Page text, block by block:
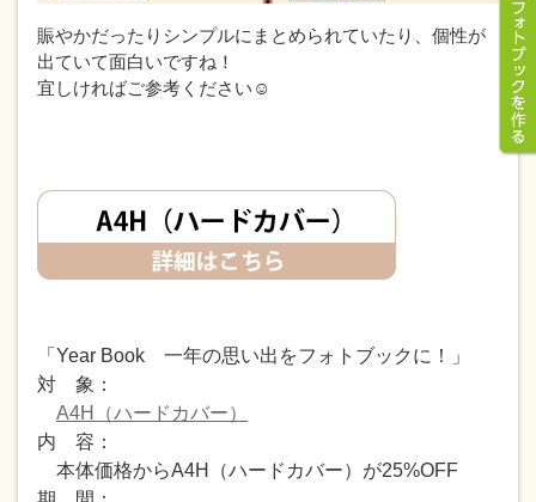
賑やかだったりシンプルにまとめられていたり、個性が
出ていて面白いですね！
宜しければご参考ください☺
「Year Book 一年の思い出をフォトブックに！」
対 象：
A4H（ハードカバー）
内 容：
本体価格からA4H（ハードカバー）が25%OFF